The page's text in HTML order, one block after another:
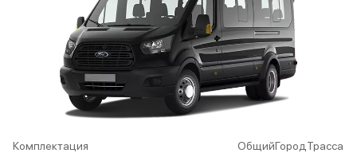
Комплектация ОбщийГородТрасса